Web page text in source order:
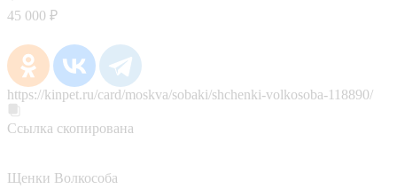
45 000 ₽
https://kinpet.ru/card/moskva/sobaki/shchenki-volkosoba-118890/
Ссылка скопирована
Щенки Волкособа